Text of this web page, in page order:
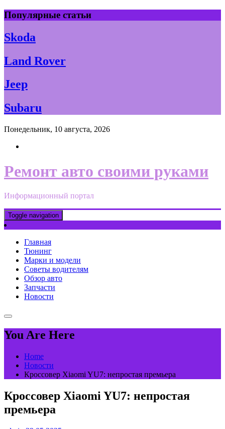
Skip
to
content
Популярные статьи
Skoda
Land Rover
Jeep
Subaru
Понедельник, 10 августа, 2026
Ремонт авто своими руками
Информационный портал
Toggle navigation
Главная
Тюнинг
Марки и модели
Советы водителям
Обзор авто
Запчасти
Новости
You Are Here
Home
Новости
Кроссовер Xiaomi YU7: непростая премьера
Кроссовер Xiaomi YU7: непростая
премьера